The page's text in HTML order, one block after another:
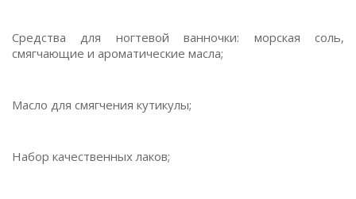
Средства для ногтевой ванночки: морская соль,
смягчающие и ароматические масла;
Масло для смягчения кутикулы;
Набор качественных лаков;